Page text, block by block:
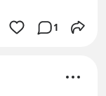
1